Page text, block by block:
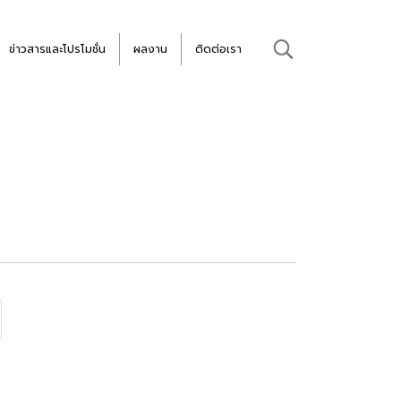
ข่าวสารและโปรโมชั่น ผลงาน ติดต่อเรา